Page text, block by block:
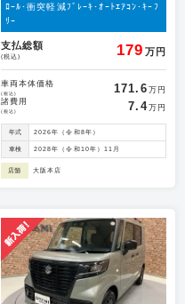
ﾛｰﾙ･衝突軽減ﾌﾞﾚｰｷ･ｵｰﾄｴｱｺﾝ･ｷｰﾌ
ﾘｰ
支払総額
(税込) 179 万円
車両本体価格
(税込) 171.6 万円
諸費用
(税込) 7.4万円
年式 2026年（令和8年）
車検 2028年（令和10年）11月
店舗 大阪本店